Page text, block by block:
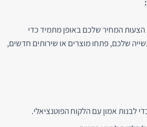
המחיר שלכם באופן מתמיד כדי
שלכם, פתחו מוצרים או שירותים חדשים,
לבנות אמון עם הלקוח הפוטנציאלי.